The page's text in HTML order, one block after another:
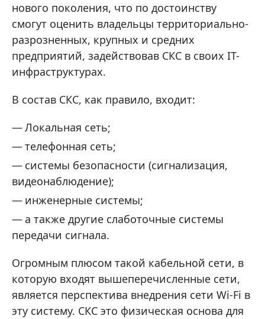
нового поколения, что по достоинству
смогут оценить владельцы территориально-
разрозненных, крупных и средних
предприятий, задействовав СКС в своих IT-
инфраструктурах.
В состав СКС, как правило, входит:
Локальная сеть;
телефонная сеть;
системы безопасности (сигнализация,
видеонаблюдение);
инженерные системы;
а также другие слаботочные системы
передачи сигнала.
Огромным плюсом такой кабельной сети, в
которую входят вышеперечисленные сети,
является перспектива внедрения сети Wi-Fi в
эту систему. СКС это физическая основа для